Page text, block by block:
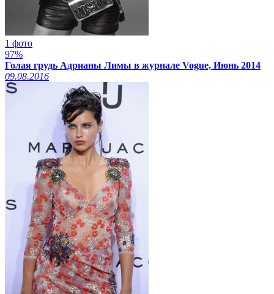
1 фото
97%
Голая грудь Адрианы Лимы в журнале Vogue, Июнь 2014
09.08.2016